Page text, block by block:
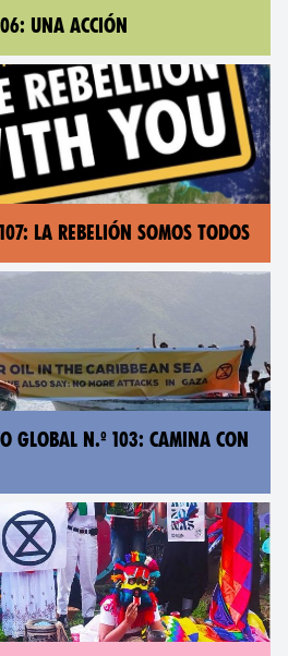
UNA ACCIÓN
LA REBELIÓN SOMOS TODOS
GLOBAL N.º 103: CAMINA CON